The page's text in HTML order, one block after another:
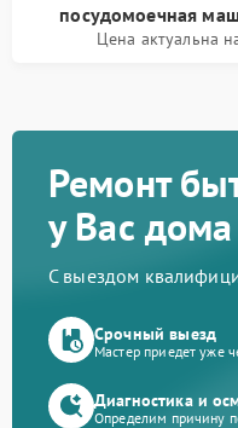
посудомоечная
Цена актуальна
Ремонт
у Вас дома
С выездом
Срочный выезд
Мастер приедет уже
Диагностика и
Определим причину